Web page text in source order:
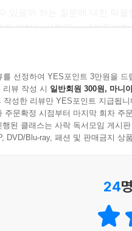
하고, 더하기를 떠올리기 전
호보완성에 집중하면 더 나
필요한 것은 제거하고 본질
있음을 명심하자.
욕망은 우리를 뭐든 계속해서
이러한 악순환을 막는 ‘빼기’
으로 다시 바라보자. 우리는 비
지 못하는 사람들』 『만들어
께끼를 드러내 우리가 사는 세
버드대학교 경제학과 교수 ·
를 선정하여 YES포인트 3만원을 드
리뷰 작성 시 일반회원 300원, 마니
작성한 리뷰만 YES포인트 지급됩니
주문확정 시점부터 마지막 회차 주
된 클래스는 사락 독서모임 게시
DVD/Blu-ray, 패션 및 판매금지 상
24